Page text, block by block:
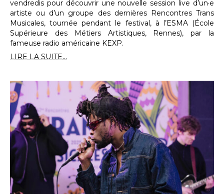
vendredis pour découvrir une nouvelle session live d’un·e
artiste ou d’un groupe des dernières Rencontres Trans
Musicales, tournée pendant le festival, à l’ESMA (École
Supérieure des Métiers Artistiques, Rennes), par la
fameuse radio américaine KEXP.
LIRE LA SUITE...